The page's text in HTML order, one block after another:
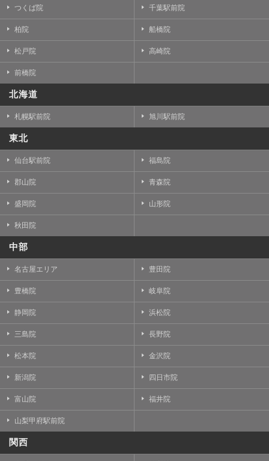
つくば院 千葉駅前院
柏院 船橋院
松戸院 高崎院
前橋院
北海道
札幌駅前院 旭川駅前院
東北
仙台駅前院 福島院
郡山院 青森院
盛岡院 山形院
秋田院
中部
名古屋エリア 豊田院
豊橋院 岐阜院
静岡院 浜松院
三島院 長野院
松本院 金沢院
新潟院 四日市院
富山院 福井院
山梨甲府駅前院
関西